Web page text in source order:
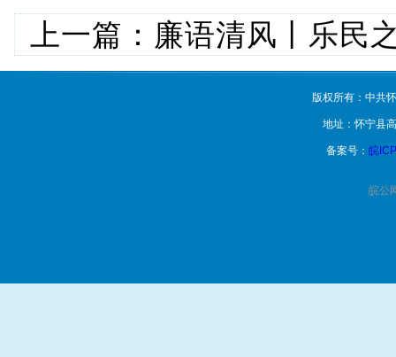
上一篇： 廉语清风丨乐民
版权所有：中共
地址：怀宁县
备案号： 皖
皖公